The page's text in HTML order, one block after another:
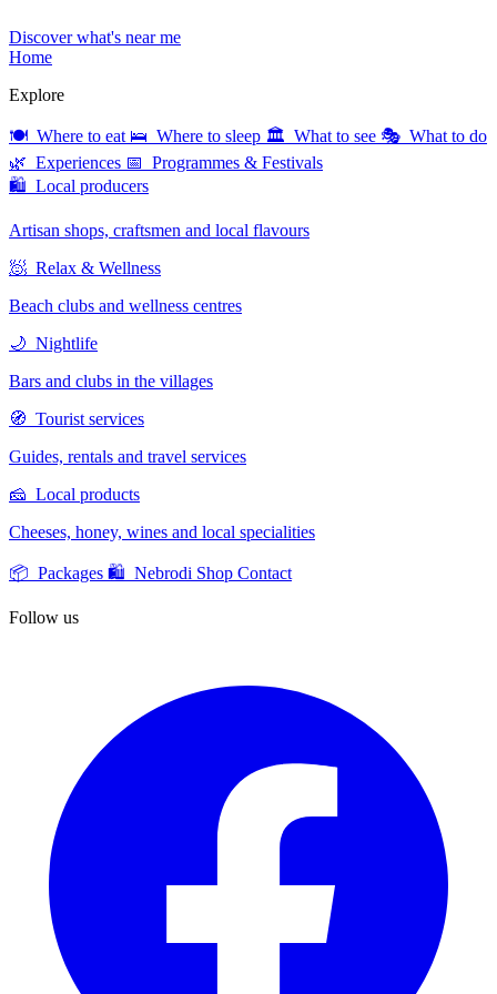
Discover what's near me
Home
Explore
🍽 Where to eat 🛌 Where to sleep 🏛 What to see 🎭 What to do
🌿 Experiences 📅 Programmes & Festivals
🛍 Local producers
Artisan shops, craftsmen and local flavours
🧖 Relax & Wellness
Beach clubs and wellness centres
🌙 Nightlife
Bars and clubs in the villages
🧭 Tourist services
Guides, rentals and travel services
🧀 Local products
Cheeses, honey, wines and local specialities
📦 Packages 🛍️ Nebrodi Shop Contact
Follow us